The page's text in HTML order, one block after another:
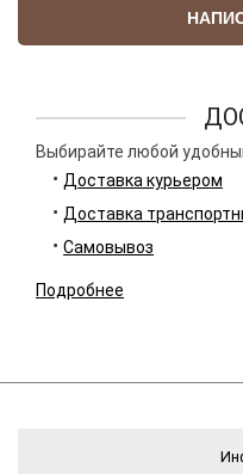
Выбирайте любой
Доставка курьером
Доставка
Самовывоз
Подробнее